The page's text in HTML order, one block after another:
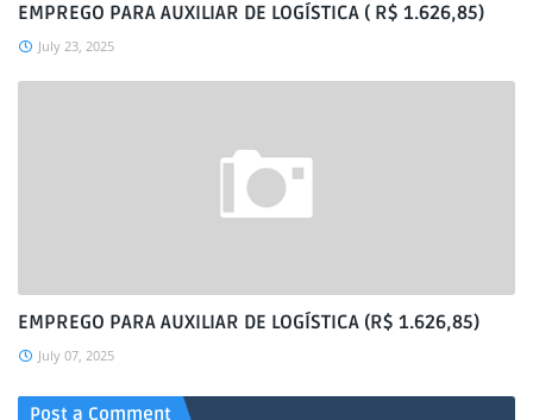
EMPREGO PARA AUXILIAR DE LOGÍSTICA ( R$ 1.626,85)
July 23, 2025
EMPREGO PARA AUXILIAR DE LOGÍSTICA (R$ 1.626,85)
July 07, 2025
Post a Comment